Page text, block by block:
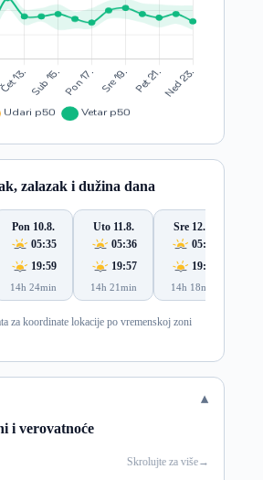
zalazak i dužina dana
Pon 10.8.
05:35
19:59
14h 24min
Uto 11.8.
05:36
19:57
14h 21min
Sre 12.8.
05:37
19:56
14h 18min
za koordinate lokacije po vremenskoj zoni
i verovatnoće
Skrolujte za više→